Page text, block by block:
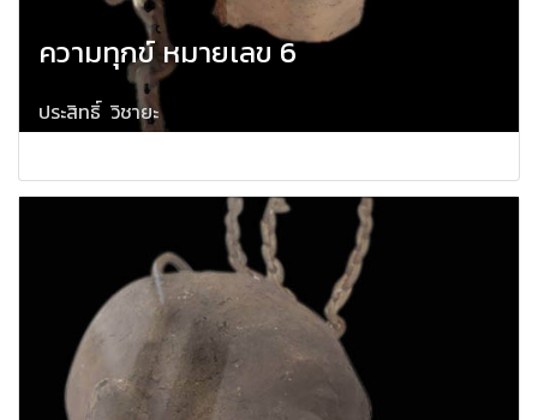
ความทุกข์ หมายเลข 6
ประสิทธิ์ วิชายะ